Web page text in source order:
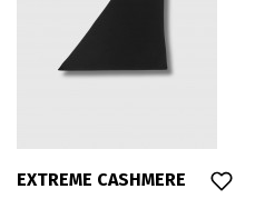
EXTREME CASHMERE